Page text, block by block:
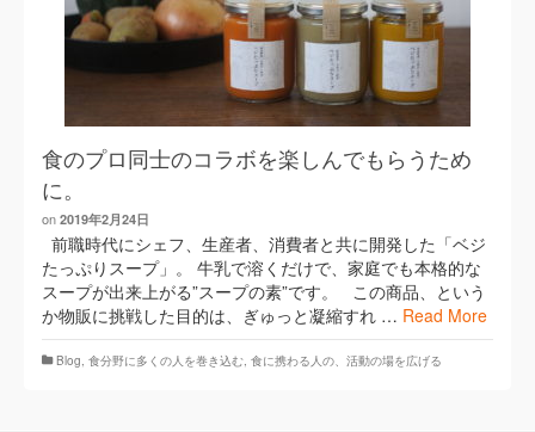
食のプロ同士のコラボを楽しんでもらうため
に。
on 2019年2月24日
前職時代にシェフ、生産者、消費者と共に開発した「ベジ
たっぷりスープ」。 牛乳で溶くだけで、家庭でも本格的な
スープが出来上がる”スープの素”です。 この商品、という
か物販に挑戦した目的は、ぎゅっと凝縮すれ … Read More
Blog, ​食分野に多くの人を巻き込む, 食に携わる人の、活動の場を広げる